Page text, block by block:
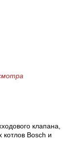
клапана,
котлов Bosch и